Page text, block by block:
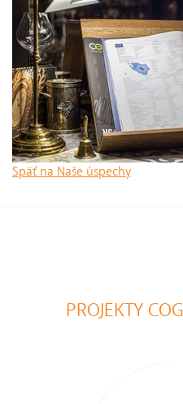
Späť na Naše úspechy
PROJEKTY